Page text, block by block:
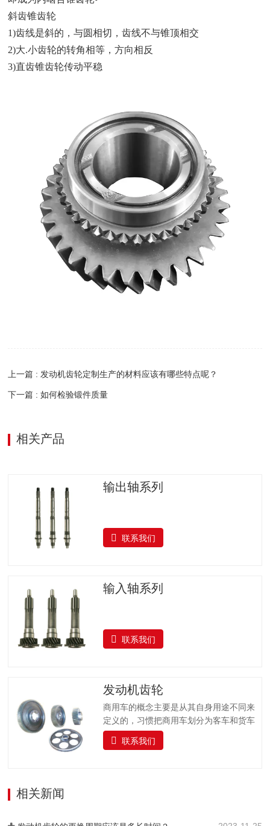
斜齿锥齿轮
1)齿线是斜的，与圆相切，齿线不与锥顶相交
2)大.小齿轮的转角相等，方向相反
3)直齿锥齿轮传动平稳
上一篇 : 发动机齿轮定制生产的材料应该有哪些特点呢？
下一篇 : 如何检验锻件质量
相关产品
输出轴系列
联系我们
输入轴系列
联系我们
发动机齿轮
商用车的概念主要是从其自身用途不同来
定义的，习惯把商用车划分为客车和货车
两大类。汽车的实际使用情况非常复杂，
如起步、怠速停车、低速等，这就要求汽
联系我们
相关新闻